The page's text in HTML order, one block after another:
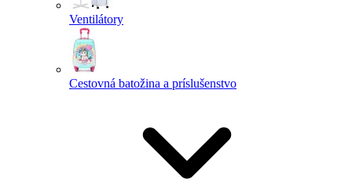
Ventilátory
Cestovná batožina a príslušenstvo